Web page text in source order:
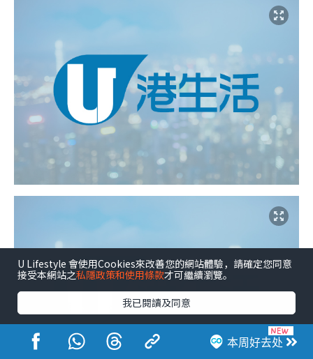
本周好去处
U Lifestyle 會使用Cookies來改善您的網站體驗，請確定您同意
接受本網站之私隱政策和使用條款才可繼續瀏覽。
我已閱讀及同意